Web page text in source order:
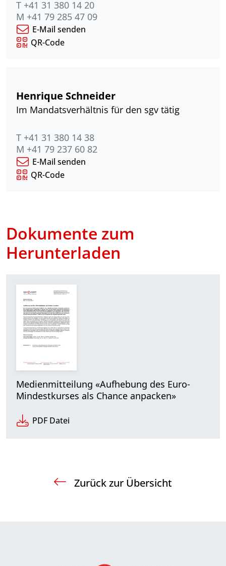
T +41 31 380 14 20
M +41 79 285 47 09
E-Mail senden
QR-Code
Henrique Schneider
Im Mandatsverhältnis für den sgv tätig
T +41 31 380 14 38
M +41 79 237 60 82
E-Mail senden
QR-Code
Dokumente zum
Herunterladen
Medienmitteilung «Aufhebung des Euro-
Mindestkurses als Chance anpacken»
PDF Datei
Zurück zur Übersicht